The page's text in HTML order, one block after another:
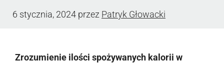
6 stycznia, 2024 przez Patryk Głowacki
Zrozumienie ilości spożywanych kalorii w